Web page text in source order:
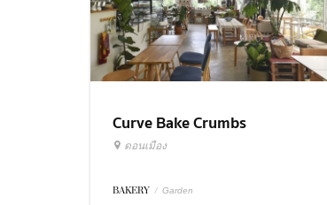
Curve Bake Crumbs
ดอนเมือง
BAKERY / Garden